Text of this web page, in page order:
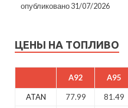
опубликовано 31/07/2026
ЦЕНЫ НА ТОПЛИВО
A92 A95
ATAN 77.99 81.49